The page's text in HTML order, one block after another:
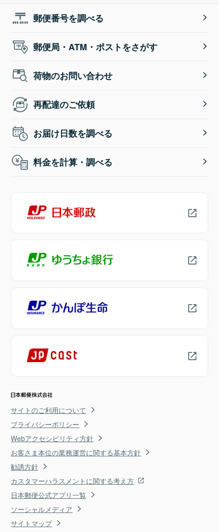
郵便番号を調べる
郵便局・ATM・ポストをさがす
荷物のお問い合わせ
再配達のご依頼
お届け日数を調べる
料金を計算・調べる
サイトのご利用について
プライバシーポリシー
Webアクセシビリティ方針
お客さま本位の業務運営に関する基本方針
勧誘方針
カスタマーハラスメントに関する考え方
日本郵便公式アプリ一覧
ソーシャルメディア
サイトマップ